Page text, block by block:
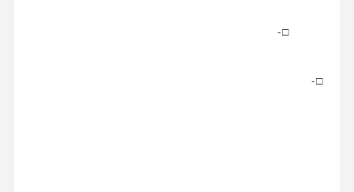
-□
-□